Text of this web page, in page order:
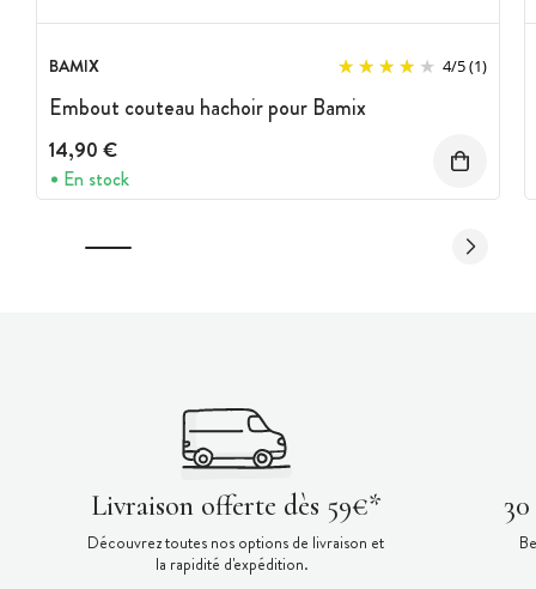
BAMIX 4/5(1)
Embout couteau hachoir pour Bamix
14,90 €
En stock
Livraison offerte dès 59€*
Découvrez toutes nos options de livraison et
la rapidité d'expédition.